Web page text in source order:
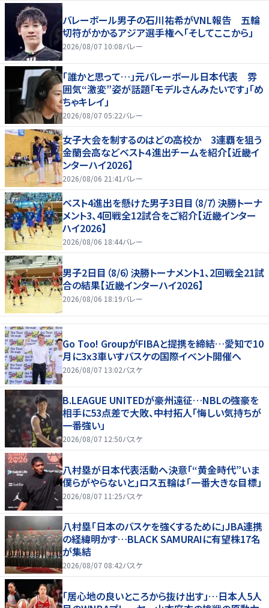
バレーボール男子の石川祐希がVNL報告 五輪
切符がかかるアジア選手権へ「そしてここから」
2026/08/07 10:08バレー
「誰かと思って…」元バレーボール日本代表 雰
囲気“激変”姿が話題「モデルさんみたいです」「め
ちゃキレイ」
2026/08/07 05:22バレー
女子大会を制するのはどの高校か 3連覇を狙う
金蘭会高などベスト４進出チームを紹介【近畿イ
ンターハイ2026】
2026/08/06 21:41 バレー
ベスト4進出を懸けた男子3日目（8/7）決勝トーナ
メント3、4回戦全12試合をご紹介【近畿インター
ハイ2026】
2026/08/06 18:44バレー
男子2日目（8/6）決勝トーナメント1、2回戦全21試
合の結果【近畿インターハイ2026】
2026/08/06 18:19バレー
Go Too! GroupがFIBAと提携を締結…愛知で10
月に3x3車いすバスケの国際イベント開催へ
2026/08/07 13:02バスケ
B.LEAGUE UNITEDが豪州遠征…NBLの強豪を
相手に53点差で大敗、中村拓人「悔しい気持ちが
一番強い」
2026/08/07 12:50バスケ
八村塁が日本代表活動へ決意「“黄金時代”いま
僕らがやらないと」ロス五輪は「一番大きな目標」
2026/08/07 11:25バスケ
八村塁「日本のバスケを強くするために」JBA連携
の経緯明かす…BLACK SAMURAIに有望株17名
が集結
2026/08/07 08:42バスケ
「居心地の良いところから抜け出す」…日本人5人